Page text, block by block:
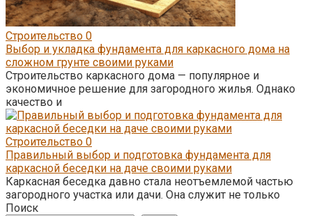
Строительство 0
Выбор и укладка фундамента для каркасного дома на
сложном грунте своими руками
Строительство каркасного дома — популярное и
экономичное решение для загородного жилья. Однако
качество и
Строительство 0
Правильный выбор и подготовка фундамента для
каркасной беседки на даче своими руками
Каркасная беседка давно стала неотъемлемой частью
загородного участка или дачи. Она служит не только
Поиск